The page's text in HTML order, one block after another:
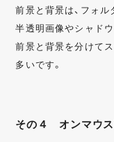
前景と背景は、フォル
半透明画像やシャド
前景と背景を分けて
多いです。
その４ オンマウス